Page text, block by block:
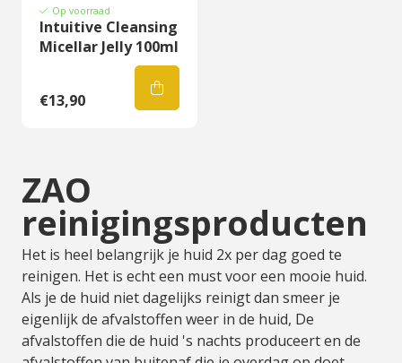
Op voorraad
Intuitive Cleansing
Micellar Jelly 100ml
€13,90
ZAO
reinigingsproducten
Het is heel belangrijk je huid 2x per dag goed te
reinigen. Het is echt een must voor een mooie huid.
Als je de huid niet dagelijks reinigt dan smeer je
eigenlijk de afvalstoffen weer in de huid, De
afvalstoffen die de huid 's nachts produceert en de